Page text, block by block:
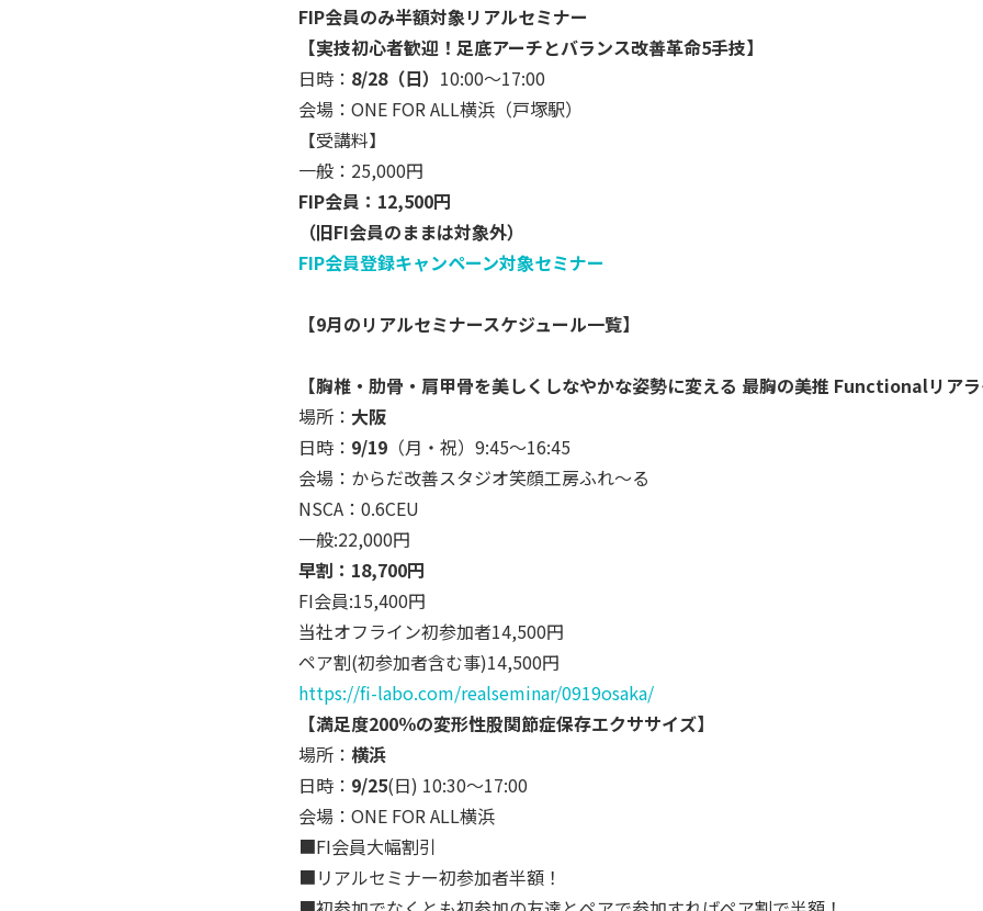
FIP会員のみ半額対象リアルセミナー
【実技初心者歓迎！足底アーチとバランス改善革命5手技】
日時： 8/28（日） 10:00～17:00
会場：ONE FOR ALL横浜（戸塚駅）
【受講料】
一般：25,000円
FIP会員：12,500円
（旧FI会員のままは対象外）
FIP会員登録キャンペーン対象セミナー
【9月のリアルセミナースケジュール一覧】
【胸椎・肋骨・肩甲骨を美しくしなやかな姿勢に変える 最胸の美推 Functionalリアラ
場所： 大阪
日時： 9/19 （月・祝）9:45～16:45
会場：からだ改善スタジオ笑顔工房ふれ～る
NSCA：0.6CEU
一般:22,000円
早割：18,700円
FI会員:15,400円
当社オフライン初参加者14,500円
ペア割(初参加者含む事)14,500円
https://fi-labo.com/realseminar/0919osaka/
【満足度200％の変形性股関節症保存エクササイズ】
場所： 横浜
日時： 9/25(日) 10:30～17:00
会場：ONE FOR ALL横浜
■FI会員大幅割引
■リアルセミナー初参加者半額！